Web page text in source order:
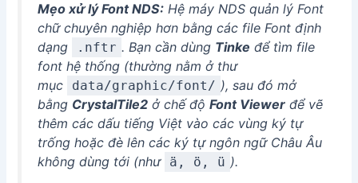
Mẹo xử lý Font NDS: Hệ máy NDS quản lý Font
chữ chuyên nghiệp hơn bằng các file Font định
dạng
.nftr . Bạn cần dùng Tinke để tìm file
font hệ thống (thường nằm ở thư
mục
data/graphic/font/ ), sau đó mở
bằng CrystalTile2 ở chế độFont Viewer để vẽ
thêm các dấu tiếng Việt vào các vùng ký tự
trống hoặc đè lên các ký tự ngôn ngữ Châu Âu
không dùng tới (như ä, ö, ü ).